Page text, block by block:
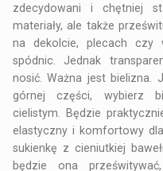
zdecydowani i chętniej
materiały, ale także
na dekolcie, plecach czy
spódnic. Jednak
nosić. Ważna jest bielizna.
górnej części, wybierz
cielistym. Będzie
elastyczny i komfortowy
sukienkę z cieniutkiej
będzie ona